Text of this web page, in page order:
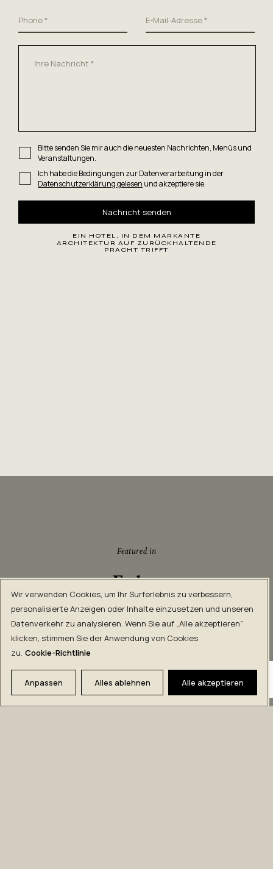
Wir verwenden Cookies, um Ihr Surferlebnis zu verbessern,
personalisierte Anzeigen oder Inhalte einzusetzen und unseren
Datenverkehr zu analysieren. Wenn Sie auf „Alle akzeptieren"
klicken, stimmen Sie der Anwendung von Cookies
zu. Cookie-Richtlinie
Anpassen Alles ablehnen Alle akzeptieren
Bitte senden Sie mir auch die neuesten Nachrichten, Menüs und
Veranstaltungen.
Ich habe die Bedingungen zur Datenverarbeitung in der
Datenschutzerklärung gelesen und akzeptiere sie.
EIN HOTEL, IN DEM MARKANTE
ARCHITEKTUR AUF ZURÜCKHALTENDE
PRACHT TRIFFT
T:+30 2695044999
Kontaktieren Sie uns:
info@kingjasonzante.com
Featured in